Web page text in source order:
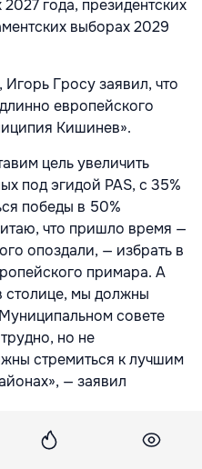
года, президентских
выборах 2029
Гросу заявил, что
европейского
Кишинев».
цель увеличить
под эгидой PAS, с 35%
победы в 50%
что пришло время —
опоздали, — избрать в
примара. А
столице, мы должны
совете
но не
стремиться к лучшим
— заявил
по его